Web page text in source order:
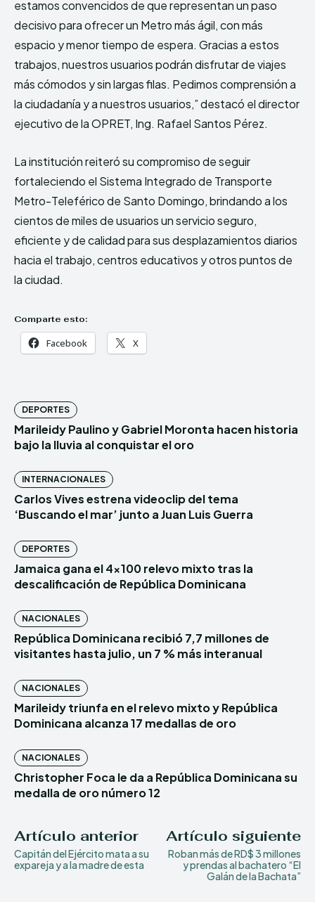
estamos convencidos de que representan un paso
decisivo para ofrecer un Metro más ágil, con más
espacio y menor tiempo de espera. Gracias a estos
trabajos, nuestros usuarios podrán disfrutar de viajes
más cómodos y sin largas filas. Pedimos comprensión a
la ciudadanía y a nuestros usuarios,” destacó el director
ejecutivo de la OPRET, Ing. Rafael Santos Pérez.
La institución reiteró su compromiso de seguir
fortaleciendo el Sistema Integrado de Transporte
Metro-Teleférico de Santo Domingo, brindando a los
cientos de miles de usuarios un servicio seguro,
eficiente y de calidad para sus desplazamientos diarios
hacia el trabajo, centros educativos y otros puntos de
la ciudad.
Comparte esto:
Facebook X
DEPORTES
Marileidy Paulino y Gabriel Moronta hacen historia
bajo la lluvia al conquistar el oro
INTERNACIONALES
Carlos Vives estrena videoclip del tema
‘Buscando el mar’ junto a Juan Luis Guerra
DEPORTES
Jamaica gana el 4×100 relevo mixto tras la
descalificación de República Dominicana
NACIONALES
República Dominicana recibió 7,7 millones de
visitantes hasta julio, un 7 % más interanual
NACIONALES
Marileidy triunfa en el relevo mixto y República
Dominicana alcanza 17 medallas de oro
NACIONALES
Christopher Foca le da a República Dominicana su
medalla de oro número 12
Artículo anterior
Capitán del Ejército mata a su
expareja y a la madre de esta
Artículo siguiente
Roban más de RD$ 3 millones
y prendas al bachatero “El
Galán de la Bachata”